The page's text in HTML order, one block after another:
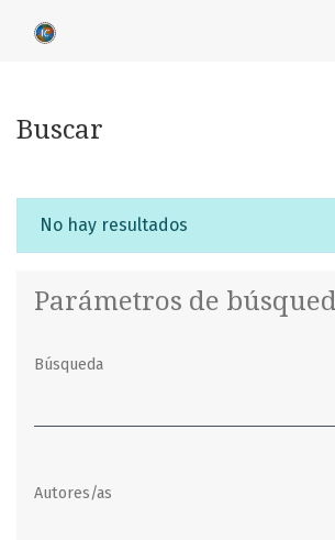
Buscar
Buscar
No hay resultados
Parámetros de
Búsqueda
Autores/as